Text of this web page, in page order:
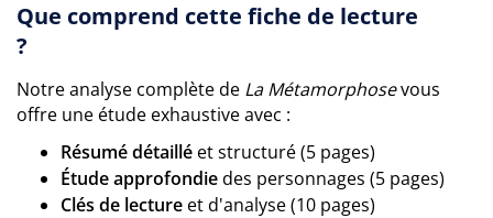
Que comprend cette fiche de lecture
?
Notre analyse complète de La Métamorphosevous
offre une étude exhaustive avec :
Résumé détaillé et structuré (5 pages)
Étude approfondiedes personnages (5 pages)
Clés de lecture et d'analyse (10 pages)